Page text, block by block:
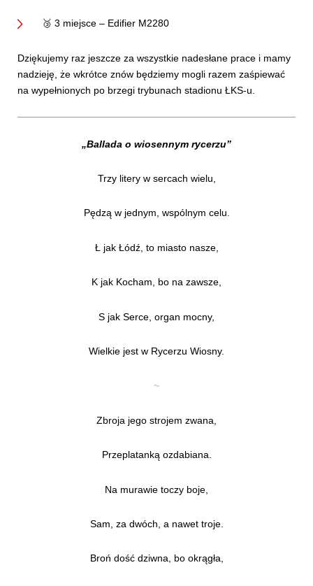
🥉 3 miejsce – Edifier M2280
Dziękujemy raz jeszcze za wszystkie nadesłane prace i mamy
nadzieję, że wkrótce znów będziemy mogli razem zaśpiewać
na wypełnionych po brzegi trybunach stadionu ŁKS-u.
„Ballada o wiosennym rycerzu”
Trzy litery w sercach wielu,
Pędzą w jednym, wspólnym celu.
Ł jak Łódź, to miasto nasze,
K jak Kocham, bo na zawsze,
S jak Serce, organ mocny,
Wielkie jest w Rycerzu Wiosny.
~
Zbroja jego strojem zwana,
Przeplatanką ozdabiana.
Na murawie toczy boje,
Sam, za dwóch, a nawet troje.
Broń dość dziwna, bo okrągła,